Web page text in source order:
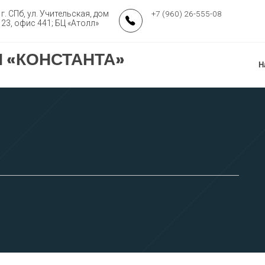
г. СПб, ул. Учительская, дом
23, офис 441; БЦ «Атолл»
+7 (960) 26-555-08